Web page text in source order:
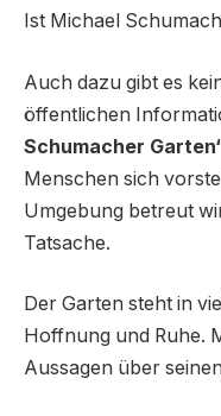
Ist Michael
Auch dazu gibt es
öffentlichen
Schumacher
Menschen sich
Umgebung betreut
Tatsache.
Der Garten steht in
Hoffnung und Ruhe.
Aussagen über